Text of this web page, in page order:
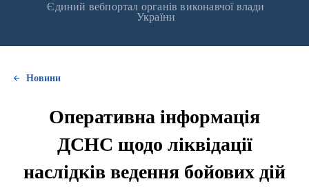
Єдиний вебпортал органів виконавчої влади
України
Новини
Оперативна інформація
ДСНС щодо ліквідації
наслідків ведення бойових дій